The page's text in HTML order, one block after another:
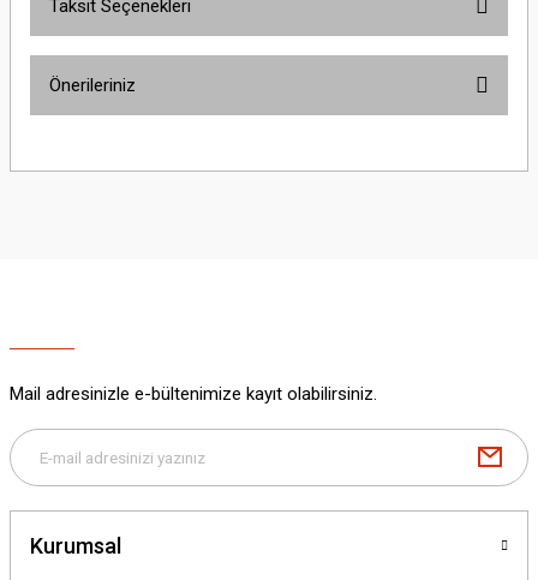
Taksit Seçenekleri
Önerileriniz
yetersiz gördüğünüz noktaları öneri formunu kullanarak tarafımıza
Bu ürüne benzer farklı alternatifler olmalı.
Mail adresinizle e-bültenimize kayıt olabilirsiniz.
Kurumsal